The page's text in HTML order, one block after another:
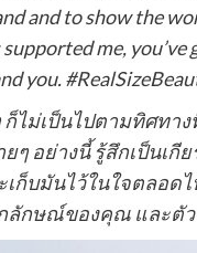
and to show the
me,
you.
ก็ไม่เป็นไปตามทิศท
ๆ อย่างนี้ รู้สึกเป็นเกี
เก็บมันไว้ในใจตลอ
ลักษณ์ของคุณ และตัว